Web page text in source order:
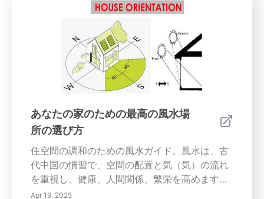
られた色のパレットは調和を生み出し、美的美
しさと機能的能力のバランスを取ります。風水
を通じた色の選択風水は、それらの元素の関連
性や予定された空間の機能に基づいて色を選択
することを強調しています。繁栄に関連する水
の特性を強化するために青を使用したり、自然
な色合いで養育されるエネルギーの安定を促進
します。配慮ある色の組み合わせは、ポジティ
ブな気を強調し、家庭全体のエネルギーの流れ
をよりスムーズにします。色を取り入れるため
の実用的なアドバイス少しずつ始めて、アクセ
ントウォールや装飾アイテムを使って感情的な
影響を評価し、大きな変更を加える前に評価し
てください。照明も重要な役割を果たし、色の
ガラス、セラミック、木材、金属などの材料を
選択することは、耐久性、重量、美的魅力を考
慮に入れることを含みます。ガラスやセラミッ
クのボウルは繊細な美しさを提供しますが、注
意深い取り扱いが必要です。一方、木材や金属
のオプションは、頑丈さと汎用性を提供しま
す。それぞれの材料が風水の原則とどう一致す
るかを理解することは重要です。たとえば、ガ
ラスのボウルはポジティブなエネルギーの流れ
を促進し、木のボウルは安定とグラウンディン
グを象徴します。適切な仕上げと色の選択ボウ
ルの仕上げ—マットまたは光沢—は、空間内で
光とエネルギーを反射する方法に大きく影響を
与える可能性があります。色は、意図されたエ
あなたの家のための最高の風水場
所の選び方
住空間の調和のための風水ガイド。風水は、古
代中国の慣習で、空間の配置と気（気）の流れ
を重視し、健康、人間関係、繁栄を高めます。
理解して適用することで
Apr 19, 2025